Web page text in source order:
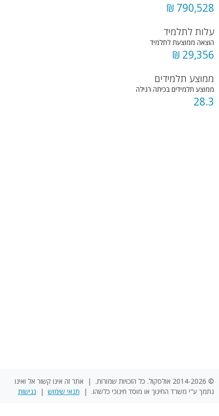
790,528 ₪
עלות לתלמיד
הוצאה ממוצעת לתלמיד
29,356 ₪
ממוצע תלמידים
ממוצע תלמידים בכיתה רגילה
28.3
© 2014-2026 אולסקול. כל הזכויות שמורות. | אתר זה אינו קשור אל ואינו
נתמך ע"י משרד החינוך או מוסד חינוכי כלשהו. | תנאי שימוש | נגישות